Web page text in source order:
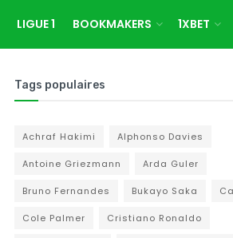
LIGUE 1 BOOKMAKERS 1XBET
Tags populaires
Achraf Hakimi Alphonso Davies
Antoine Griezmann Arda Guler
Bruno Fernandes Bukayo Saka
Cole Palmer Cristiano Ronaldo